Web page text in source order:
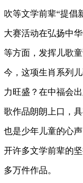
吹等文学前辈“提倡
大赛活动在弘扬中
等方面，发挥儿歌
今，这项生肖系列
力旺盛？在中福会
歌作品朗朗上口，
也是少年儿童的心
开许多文学前辈的
多万件作品。